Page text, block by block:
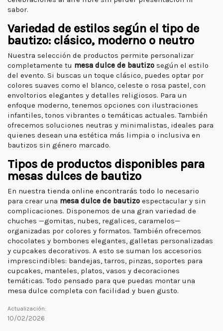
sabor.
Variedad de estilos según el tipo de
bautizo: clásico, moderno o neutro
Nuestra selección de productos permite personalizar
completamente tu mesa dulce de bautizo según el estilo
del evento. Si buscas un toque clásico, puedes optar por
colores suaves como el blanco, celeste o rosa pastel, con
envoltorios elegantes y detalles religiosos. Para un
enfoque moderno, tenemos opciones con ilustraciones
infantiles, tonos vibrantes o temáticas actuales. También
ofrecemos soluciones neutras y minimalistas, ideales para
quienes desean una estética más limpia o inclusiva en
bautizos sin género marcado.
Tipos de productos disponibles para
mesas dulces de bautizo
En nuestra tienda online encontrarás todo lo necesario
para crear una mesa dulce de bautizo espectacular y sin
complicaciones. Disponemos de una gran variedad de
chuches —gomitas, nubes, regalices, caramelos—
organizadas por colores y formatos. También ofrecemos
chocolates y bombones elegantes, galletas personalizadas
y cupcakes decorativos. A esto se suman los accesorios
imprescindibles: bandejas, tarros, pinzas, soportes para
cupcakes, manteles, platos, vasos y decoraciones
temáticas. Todo pensado para que puedas montar una
mesa dulce completa con facilidad y buen gusto.
Actualización:
10/02/2026